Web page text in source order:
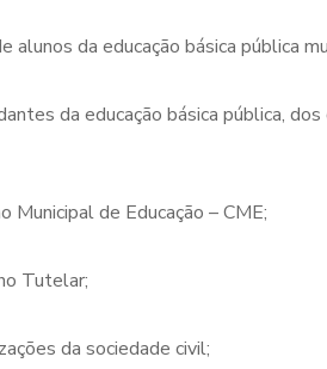
da educação básica pública
da educação básica pública,
de Educação – CME;
Tutelar;
da sociedade civil;